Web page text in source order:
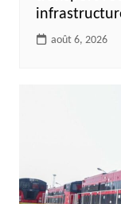
août 6, 2026